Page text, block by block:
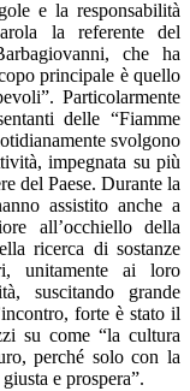
e la responsabilità
la referente del
che ha
principale è quello
Particolarmente
delle “Fiamme
svolgono
impegnata su più
del Paese. Durante la
assistito anche a
all’occhiello della
ricerca di sostanze
unitamente ai loro
suscitando grande
forte è stato il
su come “la cultura
perché solo con la
e prospera”.